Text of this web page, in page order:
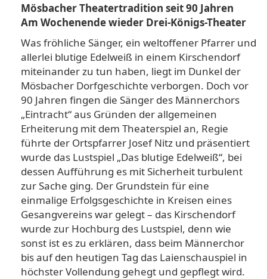
Mösbacher Theatertradition seit 90 Jahren
Am Wochenende wieder Drei-Königs-Theater
Was fröhliche Sänger, ein weltoffener Pfarrer und
allerlei blutige Edelweiß in einem Kirschendorf
miteinander zu tun haben, liegt im Dunkel der
Mösbacher Dorfgeschichte verborgen. Doch vor
90 Jahren fingen die Sänger des Männerchors
„Eintracht“ aus Gründen der allgemeinen
Erheiterung mit dem Theaterspiel an, Regie
führte der Ortspfarrer Josef Nitz und präsentiert
wurde das Lustspiel „Das blutige Edelweiß“, bei
dessen Aufführung es mit Sicherheit turbulent
zur Sache ging. Der Grundstein für eine
einmalige Erfolgsgeschichte in Kreisen eines
Gesangvereins war gelegt – das Kirschendorf
wurde zur Hochburg des Lustspiel, denn wie
sonst ist es zu erklären, dass beim Männerchor
bis auf den heutigen Tag das Laienschauspiel in
höchster Vollendung gehegt und gepflegt wird.